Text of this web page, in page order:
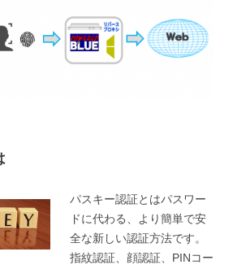
パスキー認証とはパスワー
ドに代わる、より簡単で安
全な新しい認証方法です。
指紋認証、顔認証、PINコー